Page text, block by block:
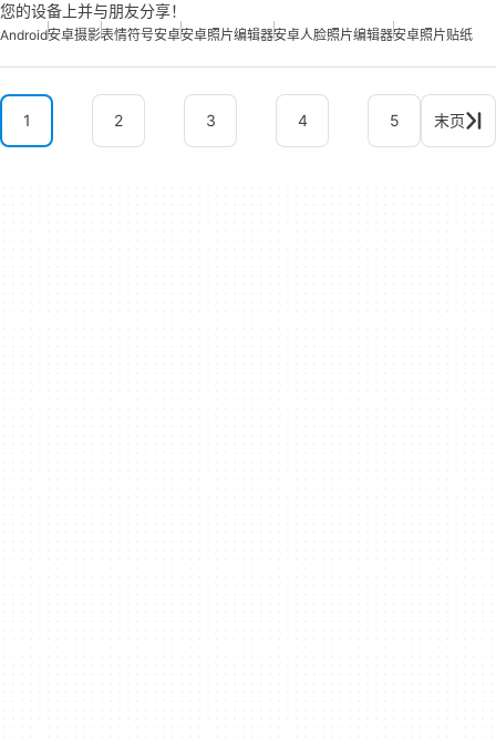
您的设备上并与朋友分享！
Android安卓摄影表情符号安卓安卓照片编辑器安卓人脸照片编辑器安卓照片贴纸
1 2 3 4 5 末页